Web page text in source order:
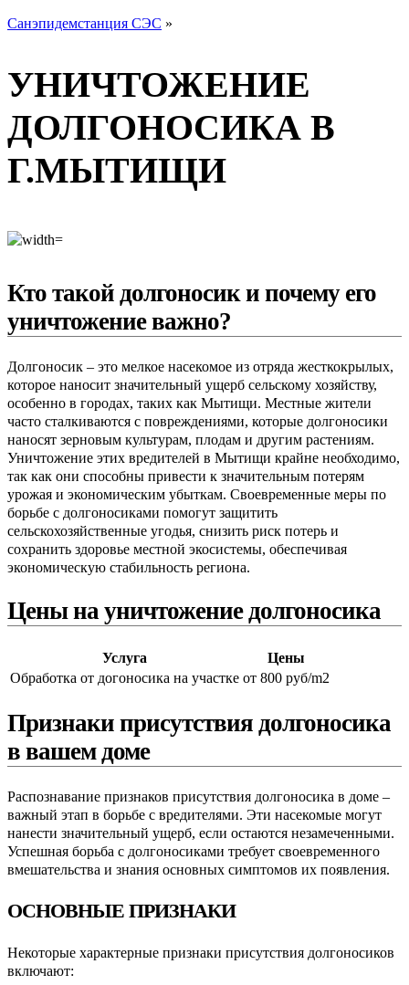
Санэпидемстанция СЭС »
УНИЧТОЖЕНИЕ
ДОЛГОНОСИКА В
Г.МЫТИЩИ
Кто такой долгоносик и почему его
уничтожение важно?
Долгоносик – это мелкое насекомое из отряда жесткокрылых,
которое наносит значительный ущерб сельскому хозяйству,
особенно в городах, таких как Мытищи. Местные жители
часто сталкиваются с повреждениями, которые долгоносики
наносят зерновым культурам, плодам и другим растениям.
Уничтожение этих вредителей в Мытищи крайне необходимо,
так как они способны привести к значительным потерям
урожая и экономическим убыткам. Своевременные меры по
борьбе с долгоносиками помогут защитить
сельскохозяйственные угодья, снизить риск потерь и
сохранить здоровье местной экосистемы, обеспечивая
экономическую стабильность региона.
Цены на уничтожение долгоносика
Услуга
Цены
Обработка от догоносика на участке от 800 руб/m2
Признаки присутствия долгоносика
в вашем доме
Распознавание признаков присутствия долгоносика в доме –
важный этап в борьбе с вредителями. Эти насекомые могут
нанести значительный ущерб, если остаются незамеченными.
Успешная борьба с долгоносиками требует своевременного
вмешательства и знания основных симптомов их появления.
ОСНОВНЫЕ ПРИЗНАКИ
Некоторые характерные признаки присутствия долгоносиков
включают: